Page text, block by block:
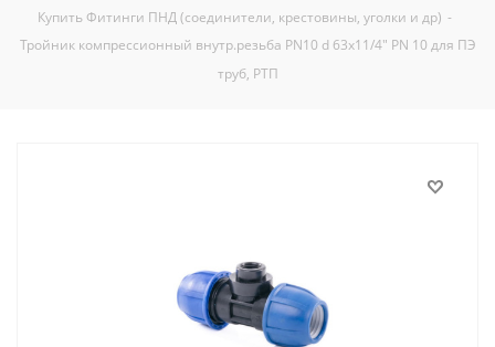
Купить Фитинги ПНД (соединители, крестовины, уголки и др) -
Тройник компрессионный внутр.резьба PN10 d 63х11/4" PN 10 для ПЭ
труб, РТП